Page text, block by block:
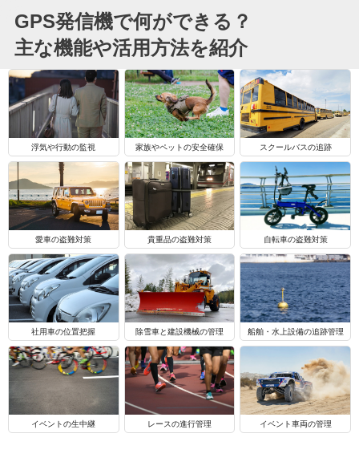
GPS発信機で何ができる？
主な機能や活用方法を紹介
浮気や行動の監視 家族やペットの安全確保 スクールバスの追跡
愛車の盗難対策 貴重品の盗難対策 自転車の盗難対策
社用車の位置把握 除雪車と建設機械の管理 船舶・水上設備の追跡管理
イベントの生中継 レースの進行管理 イベント車両の管理